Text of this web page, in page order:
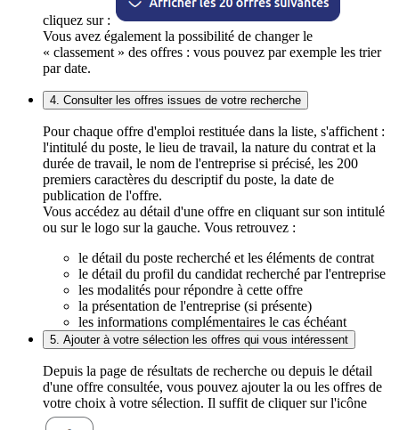
cliquez sur :
Vous avez également la possibilité de changer le
« classement » des offres : vous pouvez par exemple les trier
par date.
4. Consulter les offres issues de votre recherche
Pour chaque offre d'emploi restituée dans la liste, s'affichent :
l'intitulé du poste, le lieu de travail, la nature du contrat et la
durée de travail, le nom de l'entreprise si précisé, les 200
premiers caractères du descriptif du poste, la date de
publication de l'offre.
Vous accédez au détail d'une offre en cliquant sur son intitulé
ou sur le logo sur la gauche. Vous retrouvez :
le détail du poste recherché et les éléments de contrat
le détail du profil du candidat recherché par l'entreprise
les modalités pour répondre à cette offre
la présentation de l'entreprise (si présente)
les informations complémentaires le cas échéant
5. Ajouter à votre sélection les offres qui vous intéressent
Depuis la page de résultats de recherche ou depuis le détail
d'une offre consultée, vous pouvez ajouter la ou les offres de
votre choix à votre sélection. Il suffit de cliquer sur l'icône